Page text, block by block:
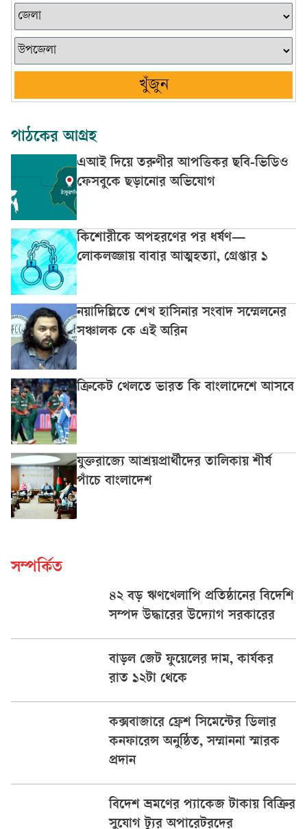
খুঁজুন
পাঠকের আগ্রহ
এআই দিয়ে তরুণীর আপত্তিকর ছবি-ভিডিও
ফেসবুকে ছড়ানোর অভিযোগ
কিশোরীকে অপহরণের পর ধর্ষণ—
লোকলজ্জায় বাবার আত্মহত্যা, গ্রেপ্তার ১
নয়াদিল্লিতে শেখ হাসিনার সংবাদ সম্মেলনের
সঞ্চালক কে এই অরিন
ক্রিকেট খেলতে ভারত কি বাংলাদেশে আসবে
যুক্তরাজ্যে আশ্রয়প্রার্থীদের তালিকায় শীর্ষ
পাঁচে বাংলাদেশ
সম্পর্কিত
৪২ বড় ঋণখেলাপি প্রতিষ্ঠানের বিদেশি
সম্পদ উদ্ধারের উদ্যোগ সরকারের
বাড়ল জেট ফুয়েলের দাম, কার্যকর
রাত ১২টা থেকে
কক্সবাজারে ফ্রেশ সিমেন্টের ডিলার
কনফারেন্স অনুষ্ঠিত, সম্মাননা স্মারক
প্রদান
বিদেশ ভ্রমণের প্যাকেজ টাকায় বিক্রির
সুযোগ ট্যুর অপারেটরদের